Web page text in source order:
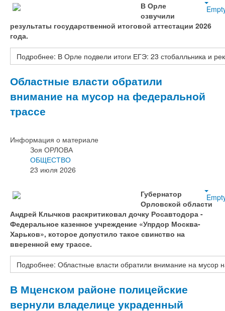
В Орле
озвучили
результаты государственной итоговой аттестации 2026
года.
Подробнее: В Орле подвели итоги ЕГЭ: 23 стобалльника и
Областные власти обратили
внимание на мусор на федеральной
трассе
Информация о материале
Зоя ОРЛОВА
ОБЩЕСТВО
23 июля 2026
Губернатор
Орловской области
Андрей Клычков раскритиковал дочку Росавтодора -
Федеральное казенное учреждение «Упрдор Москва-
Харьков», которое допустило такое свинство на
вверенной ему трассе.
Подробнее: Областные власти обратили внимание на мусор
В Мценском районе полицейские
вернули владелице украденный